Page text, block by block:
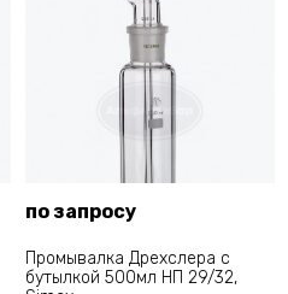
по запросу
Промывалка Дрехслера с
бутылкой 500мл НП 29/32,